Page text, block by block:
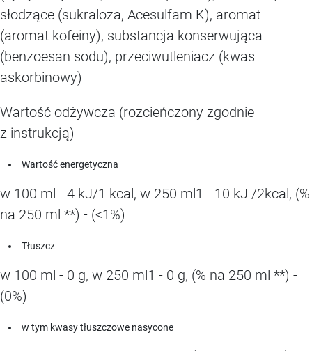
słodzące (sukraloza, Acesulfam K), aromat
(aromat kofeiny), substancja konserwująca
(benzoesan sodu), przeciwutleniacz (kwas
askorbinowy)
Wartość odżywcza (rozcieńczony zgodnie
z instrukcją)
Wartość energetyczna
w 100 ml - 4 kJ/1 kcal, w 250 ml1 - 10 kJ /2kcal, (%
na 250 ml **) - (<1%)
Tłuszcz
w 100 ml - 0 g, w 250 ml1 - 0 g, (% na 250 ml **) -
(0%)
w tym kwasy tłuszczowe nasycone